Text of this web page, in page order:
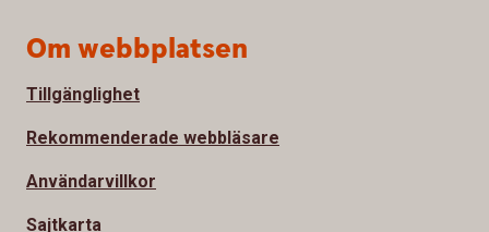
Om webbplatsen
Tillgänglighet
Rekommenderade webbläsare
Användarvillkor
Sajtkarta